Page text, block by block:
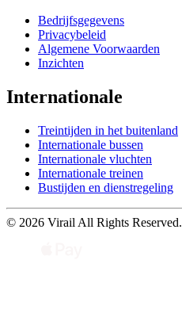
Bedrijfsgegevens
Privacybeleid
Algemene Voorwaarden
Inzichten
Internationale
Treintijden in het buitenland
Internationale bussen
Internationale vluchten
Internationale treinen
Bustijden en dienstregeling
© 2026 Virail All Rights Reserved.